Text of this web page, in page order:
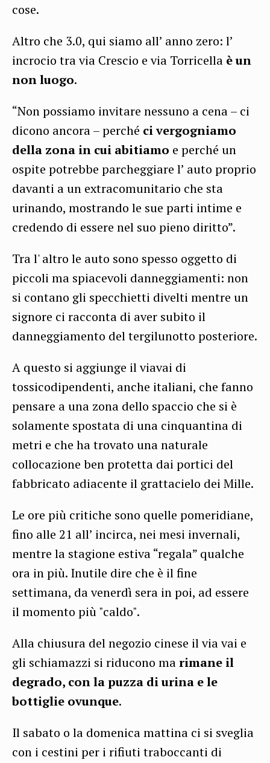
cose.
Altro che 3.0, qui siamo all’ anno zero: l’
incrocio tra via Crescio e via Torricella è un
non luogo.
“Non possiamo invitare nessuno a cena – ci
dicono ancora – perché ci vergogniamo
della zona in cui abitiamo e perché un
ospite potrebbe parcheggiare l’ auto proprio
davanti a un extracomunitario che sta
urinando, mostrando le sue parti intime e
credendo di essere nel suo pieno diritto”.
Tra l' altro le auto sono spesso oggetto di
piccoli ma spiacevoli danneggiamenti: non
si contano gli specchietti divelti mentre un
signore ci racconta di aver subito il
danneggiamento del tergilunotto posteriore.
A questo si aggiunge il viavai di
tossicodipendenti, anche italiani, che fanno
pensare a una zona dello spaccio che si è
solamente spostata di una cinquantina di
metri e che ha trovato una naturale
collocazione ben protetta dai portici del
fabbricato adiacente il grattacielo dei Mille.
Le ore più critiche sono quelle pomeridiane,
fino alle 21 all’ incirca, nei mesi invernali,
mentre la stagione estiva “regala” qualche
ora in più. Inutile dire che è il fine
settimana, da venerdì sera in poi, ad essere
il momento più "caldo".
Alla chiusura del negozio cinese il via vai e
gli schiamazzi si riducono marimane il
degrado, con la puzza di urina e le
bottiglie ovunque.
Il sabato o la domenica mattina ci si sveglia
con i cestini per i rifiuti traboccanti di